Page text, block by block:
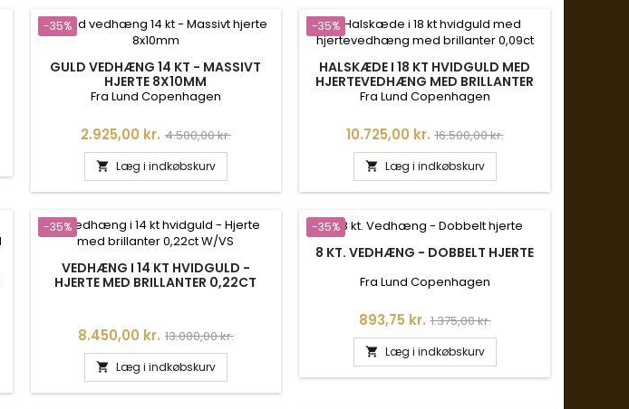
-35%
GULD VEDHÆNG 14 KT - MASSIVT
HJERTE 8X10MM
Fra Lund Copenhagen
Pris
2.925,00 kr. Normalpris
4.500,00 kr.
 Læg i indkøbskurv
-35%
HALSKÆDE I 18 KT HVIDGULD MED
HJERTEVEDHÆNG MED BRILLANTER
0,09CT
Fra Lund Copenhagen
Pris
10.725,00 kr. Normalpris
16.500,00 kr.
 Læg i indkøbskurv
-35%
VEDHÆNG I 14 KT HVIDGULD -
HJERTE MED BRILLANTER 0,22CT
Pris
8.450,00 kr. Normalpris
13.000,00 kr.
 Læg i indkøbskurv
-35%
8 KT. VEDHÆNG - DOBBELT HJERTE
Fra Lund Copenhagen
Pris
893,75 kr. Normalpris
1.375,00 kr.
 Læg i indkøbskurv